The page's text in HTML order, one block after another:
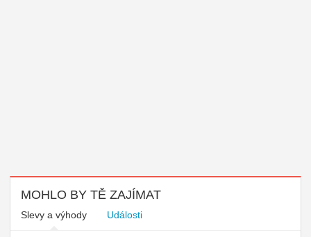
MOHLO BY TĚ ZAJÍMAT
Slevy a výhody Události